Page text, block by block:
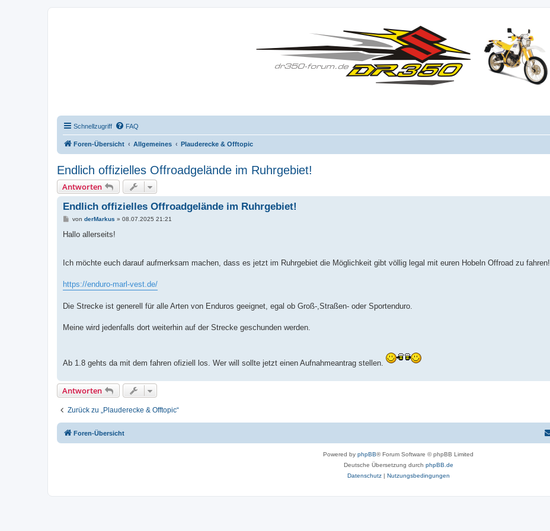
Schnellzugriff FAQ
Foren-Übersicht Allgemeines Plauderecke & Offtopic
Endlich offizielles Offroadgelände im Ruhrgebiet!
Antworten
Endlich offizielles Offroadgelände im Ruhrgebiet!
B
i
g
von derMarkus » 08.07.2025 21:21
Hallo allerseits!
Ich möchte euch darauf aufmerksam machen, dass es jetzt im Ruhrgebiet die Möglichkeit gibt völlig legal mit euren Hobeln Offroad zu fahren!
https://enduro-marl-vest.de/
Die Strecke ist generell für alle Arten von Enduros geeignet, egal ob Groß-,Straßen- oder Sportenduro.
Meine wird jedenfalls dort weiterhin auf der Strecke geschunden werden.
Ab 1.8 gehts da mit dem fahren ofiziell los. Wer will sollte jetzt einen Aufnahmeantrag stellen.
Antworten
Zurück zu „Plauderecke & Offtopic“
Foren-Übersicht
Powered by phpBB® Forum Software © phpBB Limited
Deutsche Übersetzung durch phpBB.de
Datenschutz| Nutzungsbedingungen